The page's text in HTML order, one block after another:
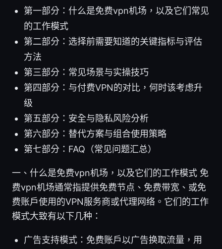
第一部分：什么是免费vpn机场，以及它们常见
的工作模式
第二部分：选择前需要知道的关键指标与评估
方法
第三部分：常见场景与实操技巧
第四部分：与付费VPN的对比，何时该考虑升
级
第五部分：安全与隐私风险分析
第六部分：替代方案与组合使用策略
第七部分：FAQ（常见问题汇总）
一、什么是免费vpn机场，以及它们的工作模式 免
费vpn机场通常指提供免费节点、免费带宽、或免
费账户使用的VPN服务商或代理网络。它们的工作
模式大致有以下几种：
广告支持模式：免费账户以广告换取流量，用